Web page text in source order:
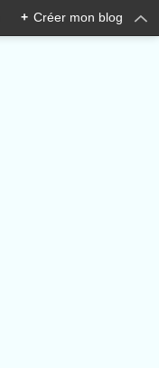
+ Créer mon blog